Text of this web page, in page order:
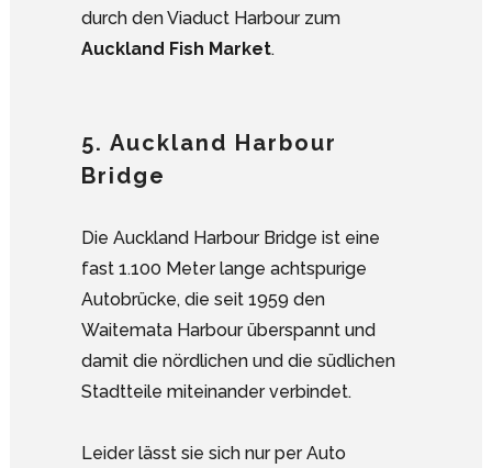
durch den Viaduct Harbour zum
Auckland Fish Market.
5. Auckland Harbour
Bridge
Die Auckland Harbour Bridge ist eine
fast 1.100 Meter lange achtspurige
Autobrücke, die seit 1959 den
Waitemata Harbour überspannt und
damit die nördlichen und die südlichen
Stadtteile miteinander verbindet.
Leider lässt sie sich nur per Auto